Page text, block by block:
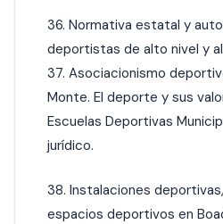
36. Normativa estatal y
deportistas de alto nivel y
37. Asociacionismo
Monte. El deporte y sus
Escuelas Deportivas
jurídico.
38. Instalaciones
espacios deportivos en